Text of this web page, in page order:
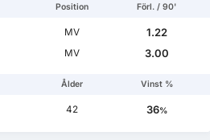
Position Förl. / 90'
MV
1.22
MV 3.00
Ålder Vinst %
42 36%